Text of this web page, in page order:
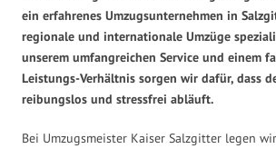
ein erfahrenes Umzugsunternehmen in
regionale und internationale Umzüge
unserem umfangreichen Service und einem
Leistungs-Verhältnis sorgen wir dafür, dass
reibungslos und stressfrei abläuft.
Bei Umzugsmeister Kaiser Salzgitter legen